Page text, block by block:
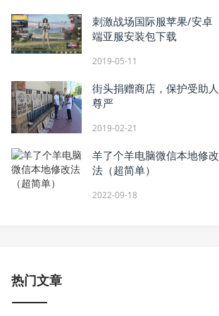
刺激战场国际服苹果/安卓
端亚服安装包下载
2019-05-11
街头捐赠商店，保护受助人
尊严
2019-02-21
羊了个羊电脑微信本地修改
法（超简单）
2022-09-18
热门文章